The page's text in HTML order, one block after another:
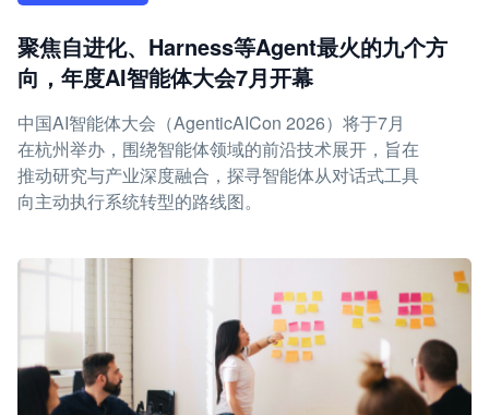
聚焦自进化、Harness等Agent最火的九个方
向，年度AI智能体大会7月开幕
中国AI智能体大会（AgenticAICon 2026）将于7月
在杭州举办，围绕智能体领域的前沿技术展开，旨在
推动研究与产业深度融合，探寻智能体从对话式工具
向主动执行系统转型的路线图。